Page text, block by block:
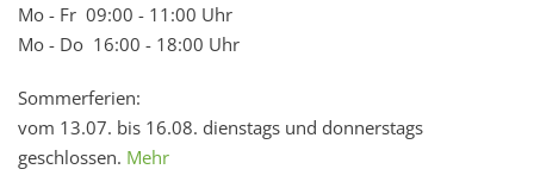
Mo - Fr 09:00 - 11:00 Uhr
Mo - Do 16:00 - 18:00 Uhr
Sommerferien:
vom 13.07. bis 16.08. dienstags und donnerstags
geschlossen. Mehr